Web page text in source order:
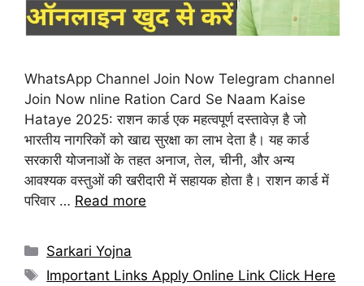
WhatsApp Channel Join Now Telegram channel
Join Now nline Ration Card Se Naam Kaise
Hataye 2025: राशन कार्ड एक महत्वपूर्ण दस्तावेज़ है जो
भारतीय नागरिकों को खाद्य सुरक्षा का लाभ देता है। यह कार्ड
सरकारी योजनाओं के तहत अनाज, तेल, चीनी, और अन्य
आवश्यक वस्तुओं की खरीदारी में सहायक होता है। राशन कार्ड में
परिवार … Read more
Categories
Sarkari Yojna
Tags
Important Links Apply Online Link Click Here